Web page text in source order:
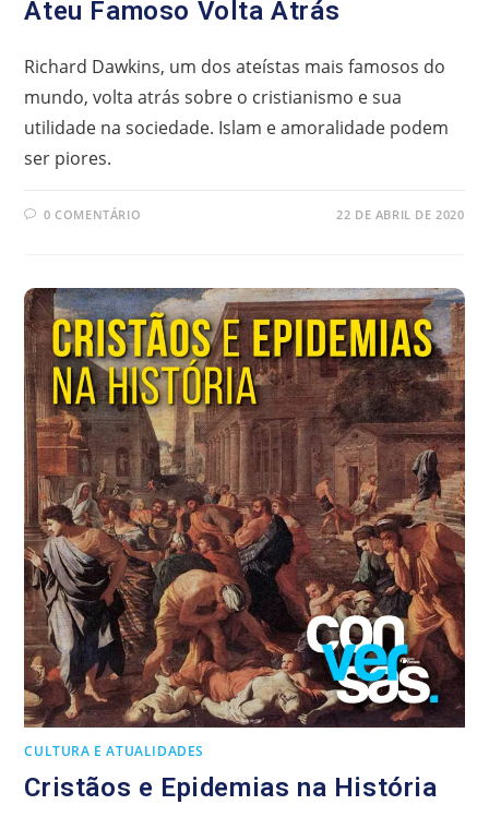
Ateu Famoso Volta Atrás
Richard Dawkins, um dos ateístas mais famosos do
mundo, volta atrás sobre o cristianismo e sua
utilidade na sociedade. Islam e amoralidade podem
ser piores.
0 COMENTÁRIO 22 DE ABRIL DE 2020
CULTURA E ATUALIDADES
Cristãos e Epidemias na História